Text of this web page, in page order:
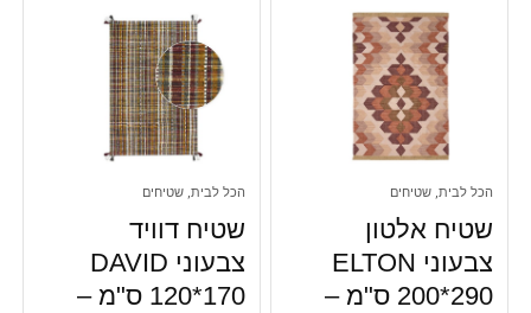
הכל לבית, שטיחים
שטיח אלטון
צבעוני ELTON
200*290 ס"מ –
הכל לבית, שטיחים
שטיח דוויד
צבעוני DAVID
120*170 ס"מ –